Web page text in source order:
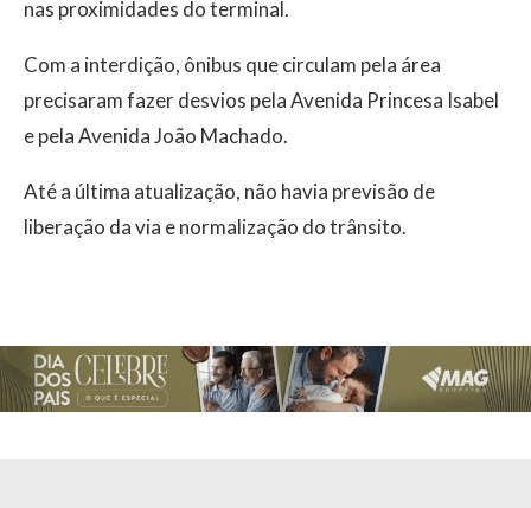
nas proximidades do terminal.
Com a interdição, ônibus que circulam pela área
precisaram fazer desvios pela Avenida Princesa Isabel
e pela Avenida João Machado.
Até a última atualização, não havia previsão de
liberação da via e normalização do trânsito.